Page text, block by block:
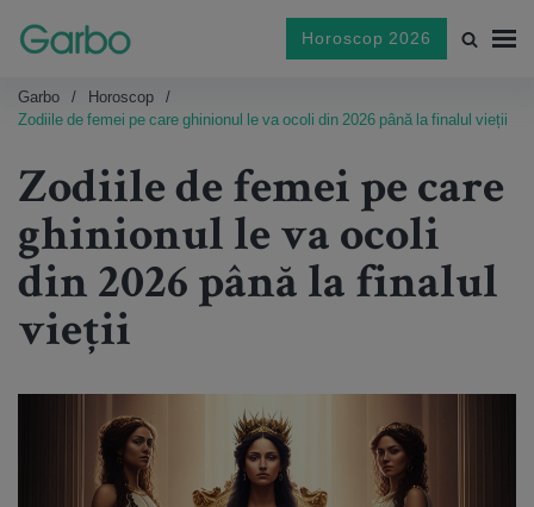
Horoscop 2026
Garbo
Horoscop
Zodiile de femei pe care ghinionul le va ocoli din 2026 până la finalul vieții
Zodiile de femei pe care
ghinionul le va ocoli
din 2026 până la finalul
vieții